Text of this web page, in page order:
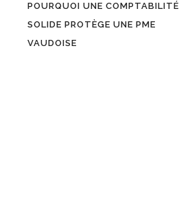
POURQUOI UNE COMPTABILITÉ
SOLIDE PROTÈGE UNE PME
VAUDOISE